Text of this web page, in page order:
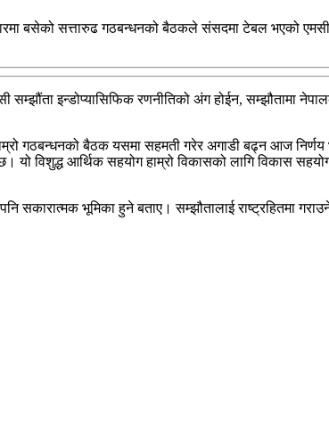
बसेको सत्तारुढ गठबन्धनको बैठकले संसदमा टेबल भएको
इन्डोप्यासिफिक रणनीतिको अंग होईन, सम्झौतामा
गठबन्धनको बैठक यसमा सहमती गरेर अगाडी बढ्न आज निर्णय
यो विशुद्ध आर्थिक सहयोग हाम्रो विकासको लागि विकास
सकारात्मक भूमिका हुने बताए। सम्झौतालाई राष्ट्रहितमा